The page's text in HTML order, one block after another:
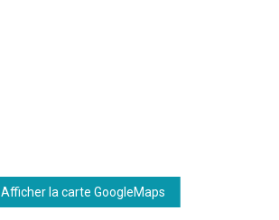
Afficher la carte GoogleMaps